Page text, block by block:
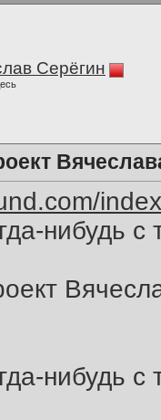
Серёгин
нибудь с
нибудь с